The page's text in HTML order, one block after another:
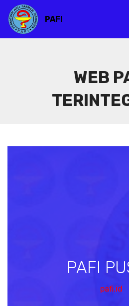
PAFI
WEB
PAFI
pafi.id